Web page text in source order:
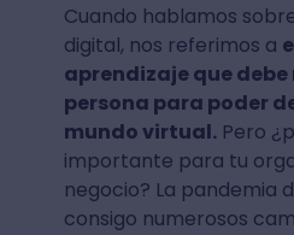
Cuando hablamos
digital, nos referimos a
aprendizaje que
persona para poder
mundo virtual.Pero
importante para tu
negocio? La pandemia
consigo numerosos